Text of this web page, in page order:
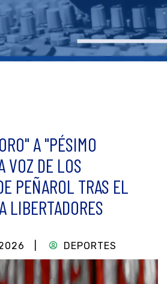
A "PÉSIMO
VOZ DE LOS
PEÑAROL TRAS EL
LIBERTADORES
2026 | DEPORTES